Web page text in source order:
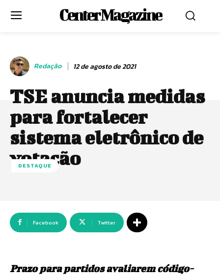
Center Magazine
Redação 12 de agosto de 2021
TSE anuncia medidas
para fortalecer
sistema eletrônico de
votação
DESTAQUE
Facebook Twitter
Prazo para partidos avaliarem código-